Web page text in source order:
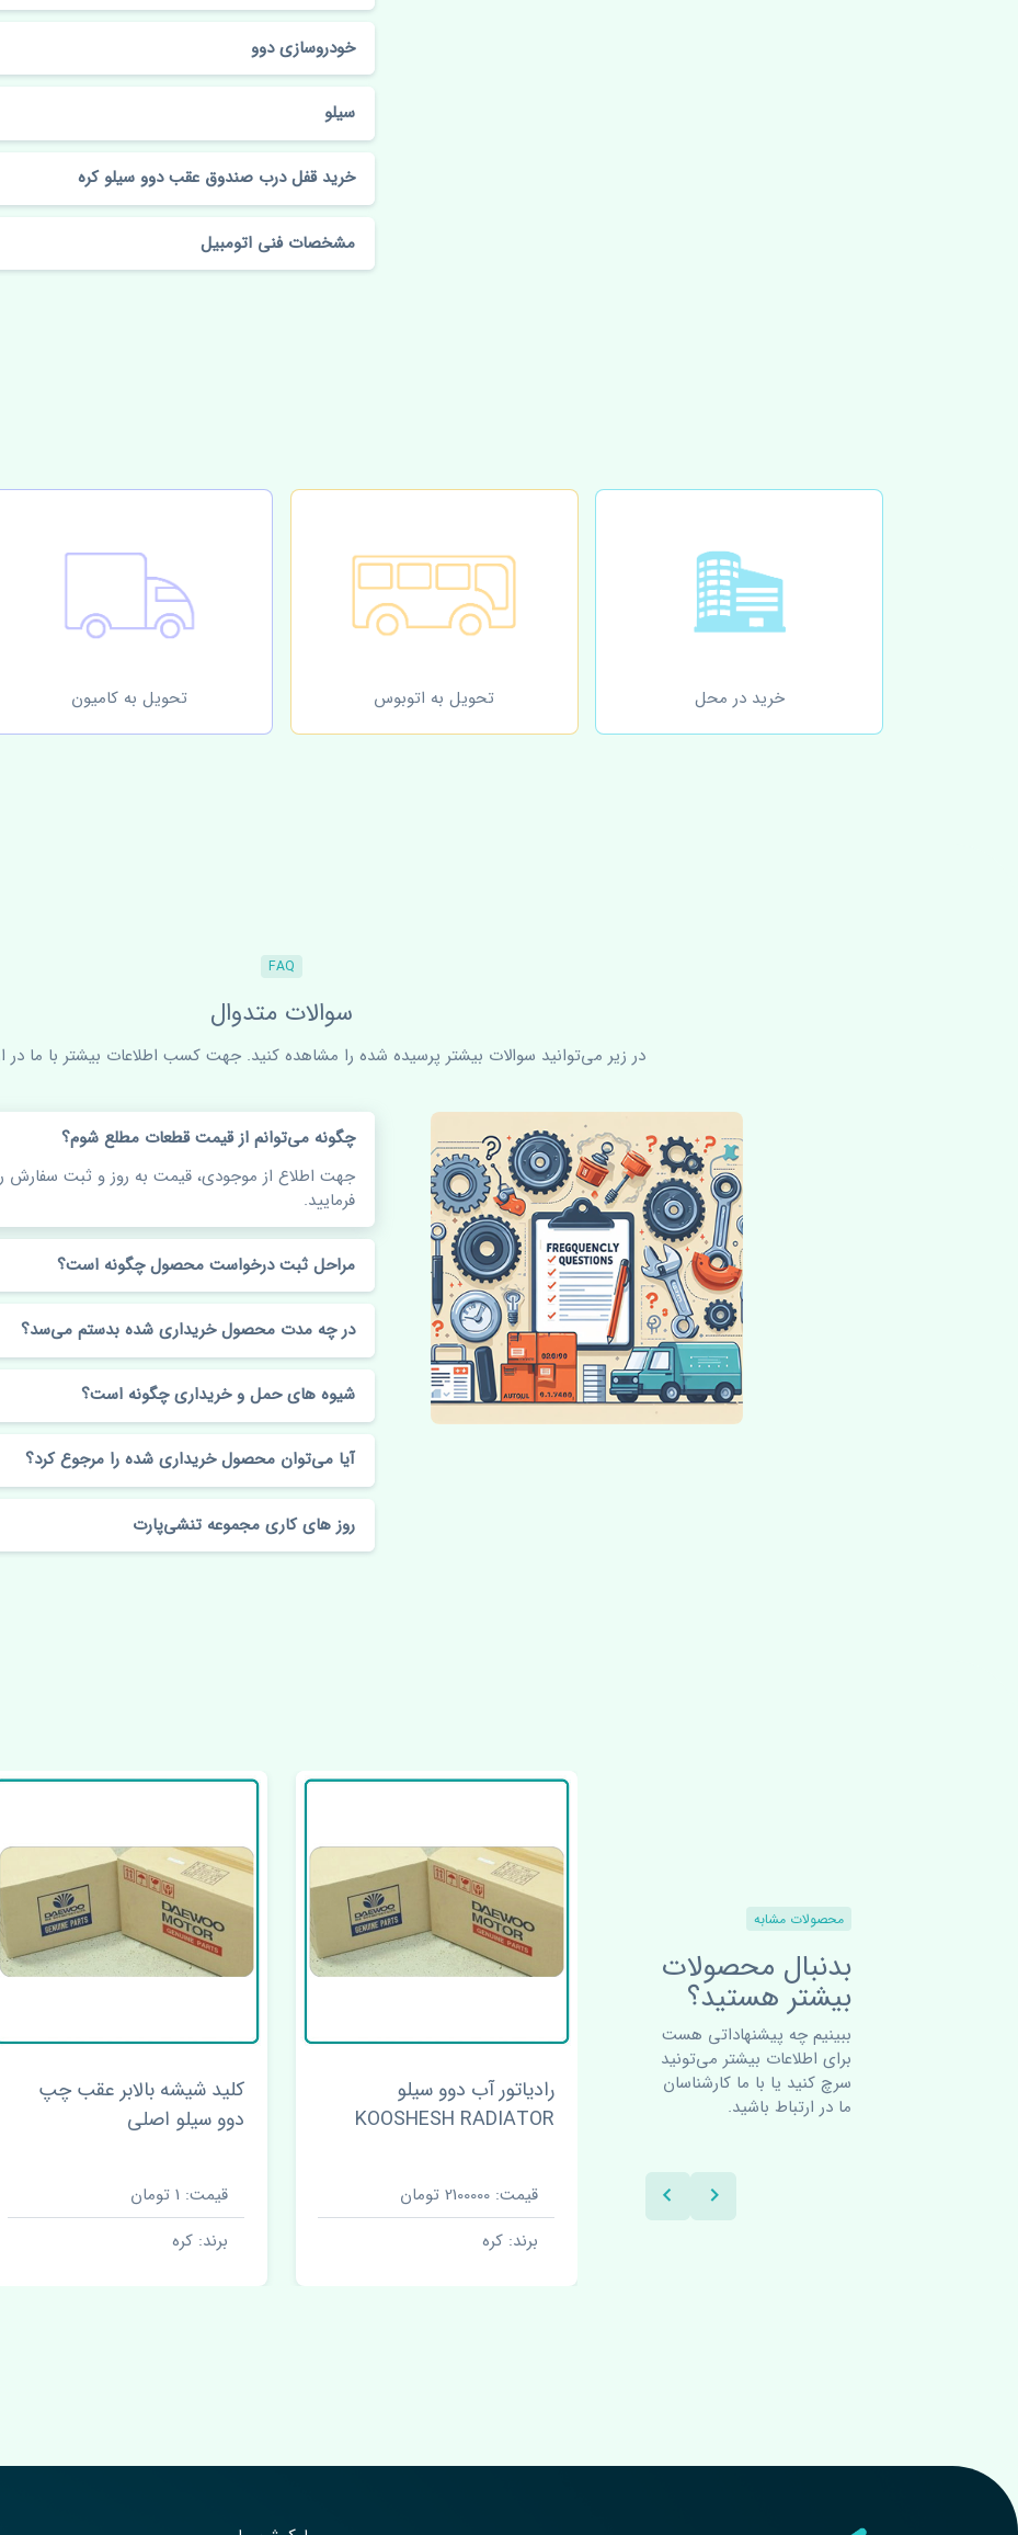
خودروسازی دوو
سیلو
خرید قفل درب صندوق عقب دوو سیلو کره
مشخصات فنی اتومبیل
خرید در محل تحویل به اتوبوس تحویل به کامیون
FAQ
سوالات متدوال
در زیر می‌توانید سوالات بیشتر پرسیده شده را مشاهده کنید. جهت کسب اطلاعات بیشتر با ما در
چگونه می‌توانم از قیمت قطعات مطلع شوم؟
جهت اطلاع از موجودی، قیمت به روز و ثبت
فرمایید.
مراحل ثبت درخواست محصول چگونه است؟
در چه مدت محصول خریداری شده بدستم می‌سد؟
شیوه های حمل و خریداری چگونه است؟
آیا می‌توان محصول خریداری شده را مرجوع کرد؟
روز های کاری مجموعه تنشی‌پارت
محصولات مشابه
بدنبال محصولات
بیشتر هستید؟
ببینیم چه پیشنهاداتی هست
برای اطلاعات بیشتر می‌تونید
سرچ کنید یا با ما کارشناسان
ما در ارتباط باشید.
قاب فن کولر دوو سیلو ایران
رادیاتور آب دوو سیلو
KOOSHESH RADIATOR
کلید شیشه بالابر عقب چپ
دوو سیلو اصلی